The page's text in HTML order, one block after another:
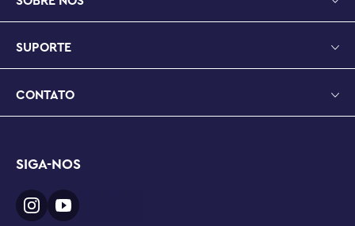
SUPORTE
CONTATO
SIGA-NOS